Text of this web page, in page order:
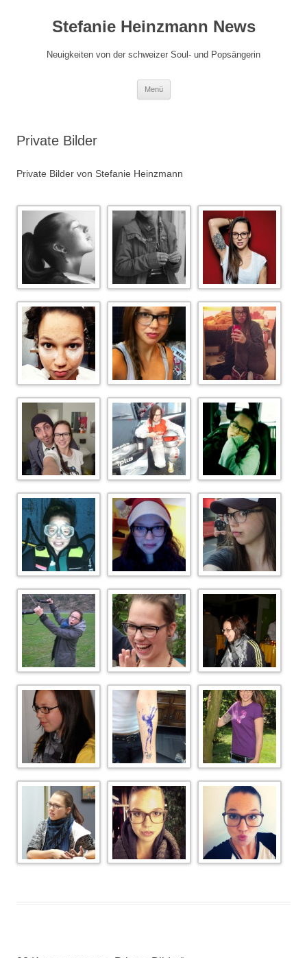
springenStefanie Heinzmann News
Neuigkeiten von der schweizer Soul- und Popsängerin
Menü
Private Bilder
Private Bilder von Stefanie Heinzmann